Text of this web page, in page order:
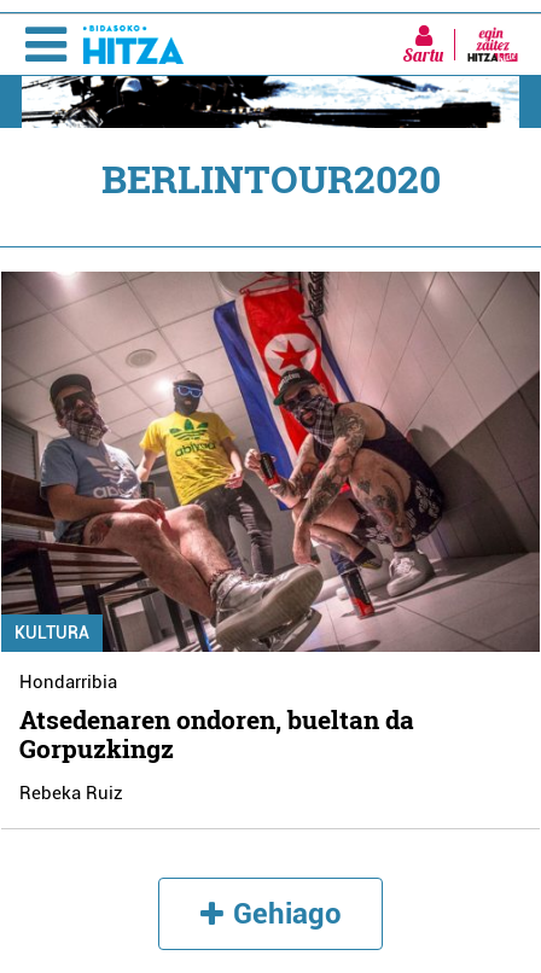
Sartu
BERLINTOUR2020
KULTURA
Hondarribia
Atsedenaren ondoren, bueltan da
Gorpuzkingz
Rebeka Ruiz
Gehiago